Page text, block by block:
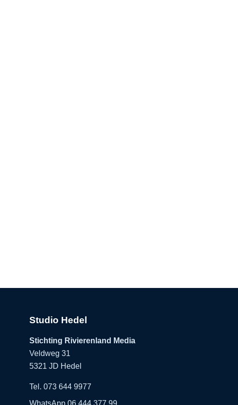
Studio Hedel
Stichting Rivierenland Media
Veldweg 31
5321 JD Hedel
Tel. 073 644 9977
WhatsApp 06 444 377 99